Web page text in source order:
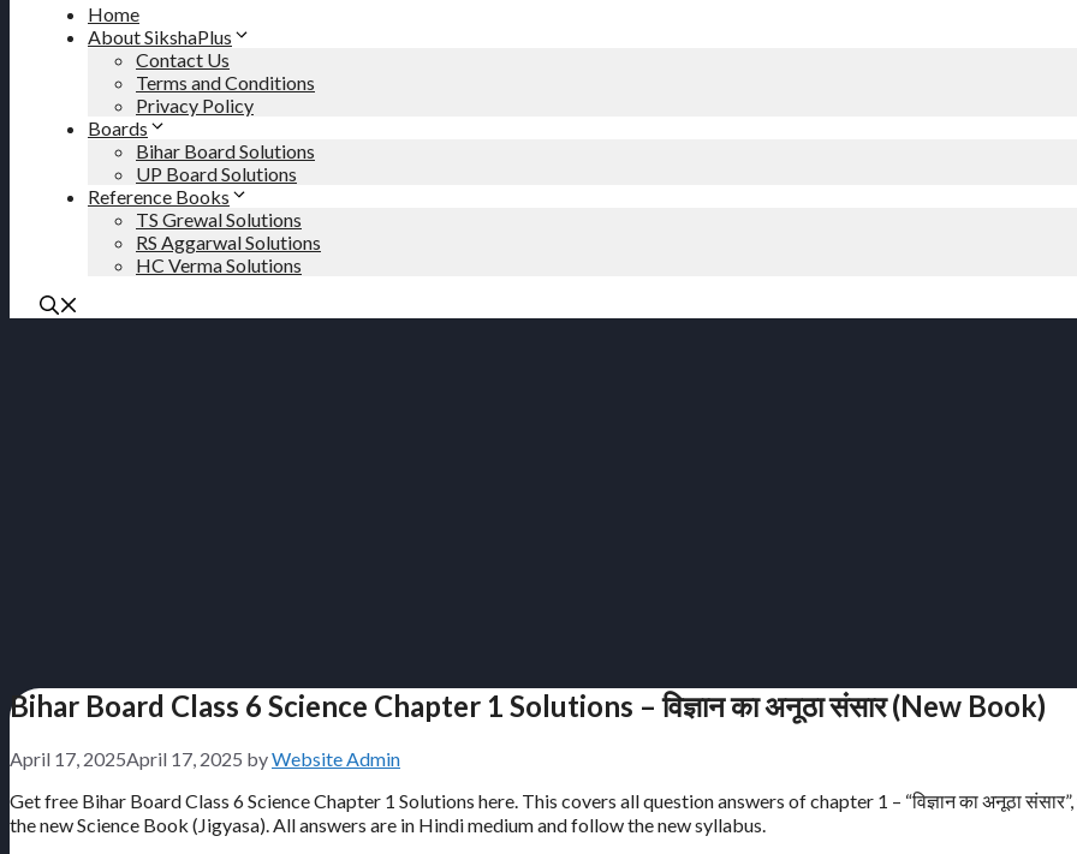
Home
About SikshaPlus
Contact Us
Terms and Conditions
Privacy Policy
Boards
Bihar Board Solutions
UP Board Solutions
Reference Books
TS Grewal Solutions
RS Aggarwal Solutions
HC Verma Solutions
Bihar Board Class 6 Science Chapter 1 Solutions – विज्ञान का अनूठा संसार (New Book)
April 17, 2025April 17, 2025 byWebsite Admin
Get free Bihar Board Class 6 Science Chapter 1 Solutions here. This covers all question answers of chapter 1 – “विज्ञान का अनूठा
the new Science Book (Jigyasa). All answers are in Hindi medium and follow the new syllabus.